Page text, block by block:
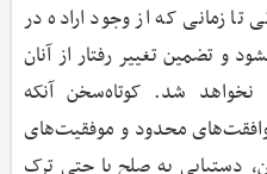
تا زمانی که از وجود اراده در
و تضمین تغییر رفتار از آنان
نخواهد شد. کوتاه‌سخن آنکه
محدود و موفقیت‌های
دستیابی به صلح یا حتی ترک